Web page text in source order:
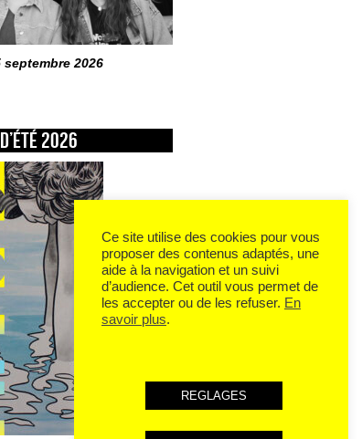
2026
2026
Ce site utilise des cookies pour vous
proposer des contenus adaptés, une
aide à la navigation et un suivi
d’audience. Cet outil vous permet de
les accepter ou de les refuser. En
savoir plus.
REGLAGES